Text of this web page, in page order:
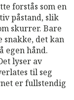
forstås som en
påstand, slik
skurrer. Bare
snakke, det kan
egen hånd.
lyser av
til seg
er fullstendig